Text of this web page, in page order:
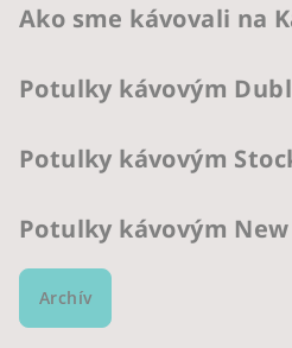
Ako sme kávovali na
Potulky kávovým
Potulky kávovým
Potulky kávovým New
Archív